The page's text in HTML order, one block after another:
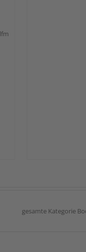
gesamte Kategorie